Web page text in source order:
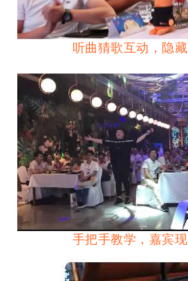
听曲猜歌互动，隐藏
手把手教学，嘉宾